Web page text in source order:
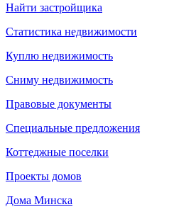
Найти застройщика
Статистика недвижимости
Куплю недвижимость
Сниму недвижимость
Правовые документы
Специальные предложения
Коттеджные поселки
Проекты домов
Дома Минска